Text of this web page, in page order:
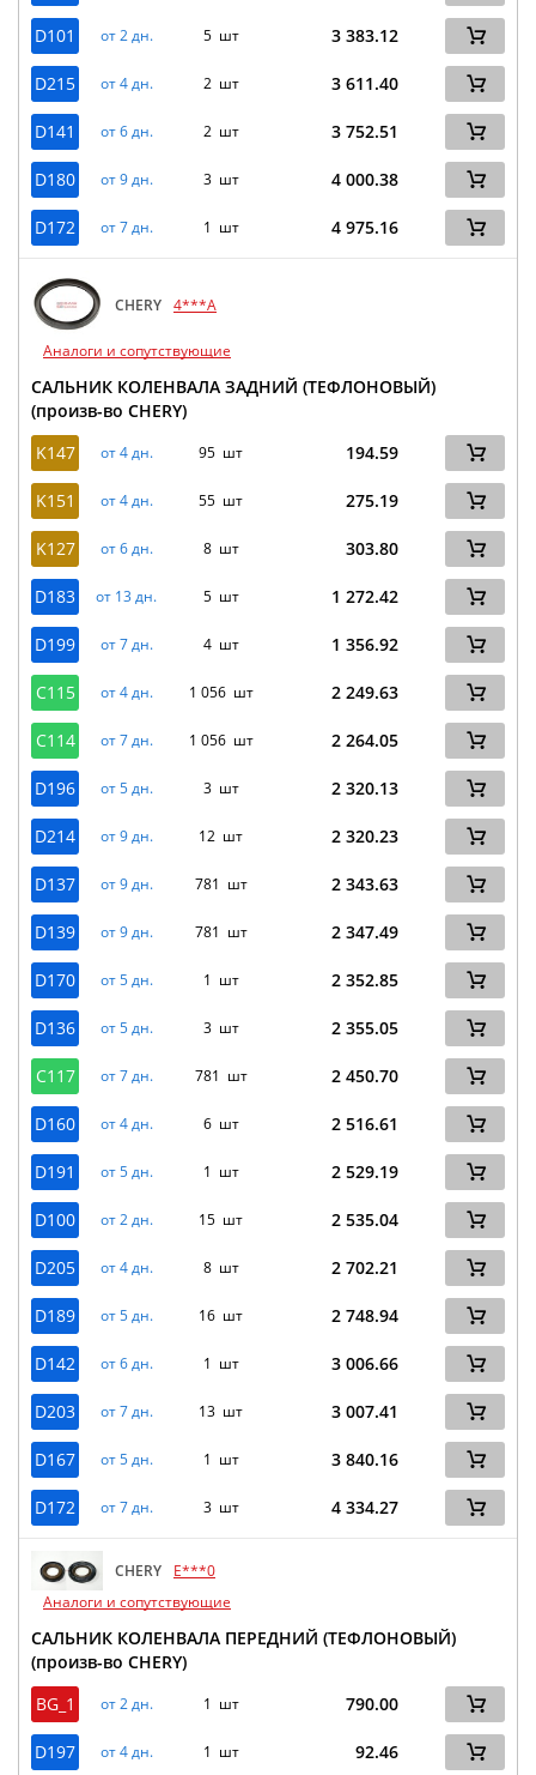
D101 от 2 дн. 5 шт 3 383.12
D215 от 4 дн. 2 шт 3 611.40
D141 от 6 дн. 2 шт 3 752.51
D180 от 9 дн. 3 шт 4 000.38
D172 от 7 дн. 1 шт 4 975.16
CHERY 4***A
Аналоги и сопутствующие
САЛЬНИК КОЛЕНВАЛА ЗАДНИЙ (ТЕФЛОНОВЫЙ)
(произв-во CHERY)
K147
от 4 дн. 95 шт 194.59
K151 от 4 дн. 55 шт 275.19
K127 от 6 дн. 8 шт 303.80
D183 от 13 дн. 5 шт 1 272.42
D199 от 7 дн. 4 шт 1 356.92
C115 от 4 дн. 1 056 шт 2 249.63
C114 от 7 дн. 1 056 шт 2 264.05
D196 от 5 дн. 3 шт 2 320.13
D214 от 9 дн. 12 шт 2 320.23
D137 от 9 дн. 781 шт 2 343.63
D139 от 9 дн. 781 шт 2 347.49
D170 от 5 дн. 1 шт 2 352.85
D136 от 5 дн. 3 шт 2 355.05
C117 от 7 дн. 781 шт 2 450.70
D160 от 4 дн. 6 шт 2 516.61
D191 от 5 дн. 1 шт 2 529.19
D100 от 2 дн. 15 шт 2 535.04
D205 от 4 дн. 8 шт 2 702.21
D189 от 5 дн. 16 шт 2 748.94
D142 от 6 дн. 1 шт 3 006.66
D203 от 7 дн. 13 шт 3 007.41
D167 от 5 дн. 1 шт 3 840.16
D172 от 7 дн. 3 шт 4 334.27
CHERY
E***0
Аналоги и сопутствующие
САЛЬНИК КОЛЕНВАЛА ПЕРЕДНИЙ (ТЕФЛОНОВЫЙ)
(произв-во CHERY)
BG_1
от 2 дн. 1 шт 790.00
D197 от 4 дн. 1 шт 92.46